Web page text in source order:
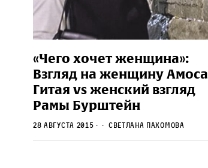
«Чего хочет женщина»:
Взгляд на женщину Амоса
Гитая vs женский взгляд
Рамы Бурштейн
28 августа 2015 Светлана Пахомова